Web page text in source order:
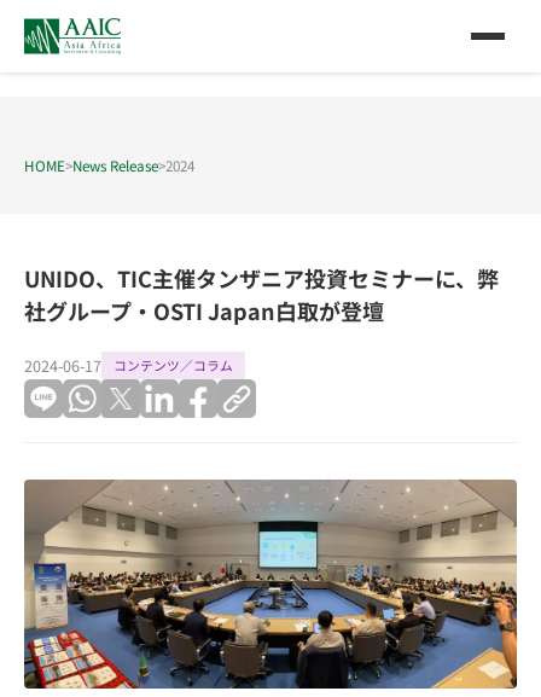
HOME>News Release>2024
UNIDO、TIC主催タンザニア投資セミナーに、弊
社グループ・OSTI Japan白取が登壇
2024-06-17 コンテンツ／コラム